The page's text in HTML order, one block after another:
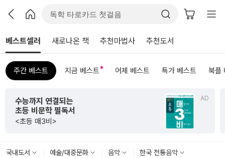
베스트셀러 새로나온 책 추천마법사 추천도서
주간 베스트 지금 베스트 어제 베스트 특가 베스트 북플
AD
수능까지 연결되는
초등 비문학 필독서
<초등 매3비>
국내도서 예술/대중문화 음악 한국 전통음악